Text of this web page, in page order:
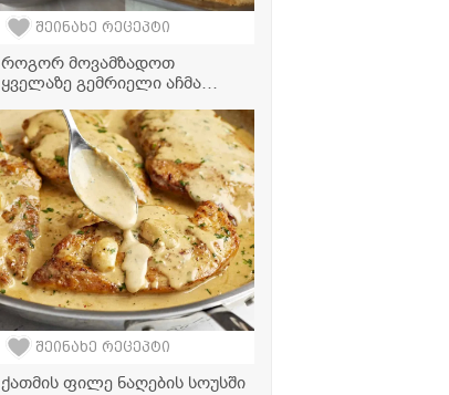
შეინახე რეცეპტი
როგორ მოვამზადოთ
ყველაზე გემრიელი აჩმა
რეცეპტი, რომელიც ყველას
მოეწონება!
შეინახე რეცეპტი
ქათმის ფილე ნაღების სოუსში